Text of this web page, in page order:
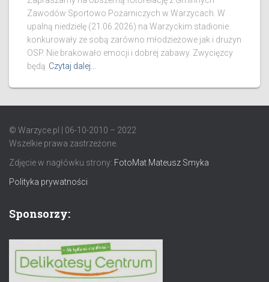
Zawodów Sportowo Pożarniczych w Warzycach. W
upalną niedzielę (21.06.2026) na Warzyckim stadionie
konkurowały ze sobą zarówno młodzieżowe jak i drużyn
OSP. Nie brakowało emocji i dobrej zabawy. Zwycięzcy
będą Czytaj dalej…
© Warzyce.pl | 06-10-2010 – 2022
Wszelkie prawa zastrzeżone.
Zdjęcie w nagłówku strony: FotoMat Mateusz Smyka
Polityka prywatności
Sponsorzy: